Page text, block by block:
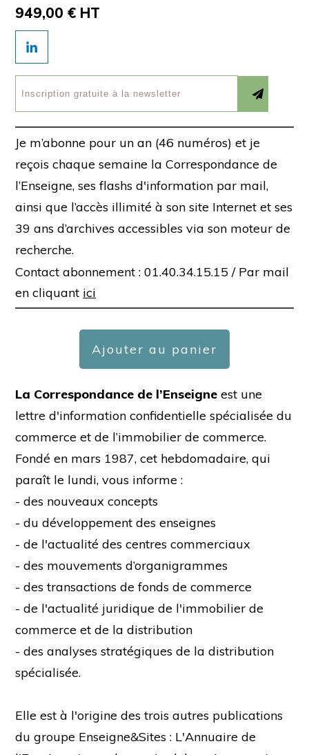
949,00 € HT
Je m’abonne pour un an (46 numéros) et je
reçois chaque semaine la Correspondance de
l’Enseigne, ses flashs d'information par mail,
ainsi que l’accès illimité à son site Internet et ses
39 ans d’archives accessibles via son moteur de
recherche.
Contact abonnement : 01.40.34.15.15 / Par mail
en cliquant ici
Ajouter au panier
La Correspondance de l’Enseigne est une
lettre d'information confidentielle spécialisée du
commerce et de l’immobilier de commerce.
Fondé en mars 1987, cet hebdomadaire, qui
paraît le lundi, vous informe :
- des nouveaux concepts
- du développement des enseignes
- de l'actualité des centres commerciaux
- des mouvements d’organigrammes
- des transactions de fonds de commerce
- de l'actualité juridique de l'immobilier de
commerce et de la distribution
- des analyses stratégiques de la distribution
spécialisée.
Elle est à l'origine des trois autres publications
du groupe Enseigne&Sites : L'Annuaire de